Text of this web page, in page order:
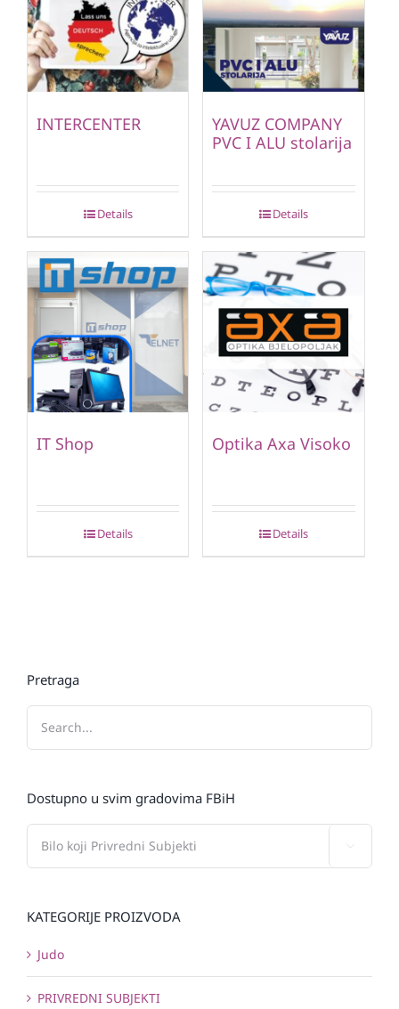
INTERCENTER
Details
YAVUZ COMPANY
PVC I ALU stolarija
Details
IT Shop
Details
Optika Axa Visoko
Details
Pretraga
Dostupno u svim gradovima FBiH
KATEGORIJE PROIZVODA
Judo
PRIVREDNI SUBJEKTI